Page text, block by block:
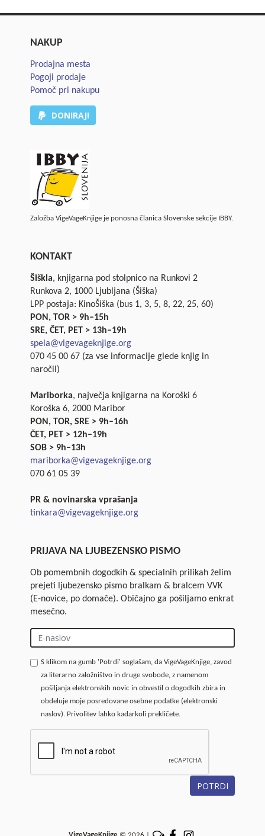
NAKUP
Prodajna mesta
Pogoji prodaje
Pomoč pri nakupu
DONIRAJ!
Založba VigeVageKnjige je ponosna članica Slovenske sekcije IBBY.
KONTAKT
Šiškla, knjigarna pod stolpnico na Runkovi 2
Runkova 2, 1000 Ljubljana (Šiška)
LPP postaja: KinoŠiška (bus 1, 3, 5, 8, 22, 25, 60)
PON, TOR > 9h–15h
SRE, ČET, PET > 13h–19h
spela@vigevageknjige.org
070 45 00 67 (za vse informacije glede knjig in
naročil)
Mariborka, največja knjigarna na Koroški 6
Koroška 6, 2000 Maribor
PON, TOR, SRE > 9h–16h
ČET, PET > 12h–19h
SOB > 9h–13h
mariborka@vigevageknjige.org
070 61 05 39
PR & novinarska vprašanja
tinkara@vigevageknjige.org
PRIJAVA NA LJUBEZENSKO PISMO
Ob pomembnih dogodkih & specialnih prilikah želim
prejeti ljubezensko pismo bralkam & bralcem VVK
(E-novice, po domače). Običajno ga pošiljamo enkrat
mesečno.
S klikom na gumb 'Potrdi' soglašam, da VigeVageKnjige, zavod
za literarno založništvo in druge svobode, z namenom
pošiljanja elektronskih novic in obvestil o dogodkih zbira in
obdeluje moje posredovane osebne podatke (elektronski
naslov). Privolitev lahko kadarkoli prekličete.
POTRDI